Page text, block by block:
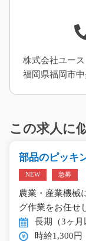
株式会社ユー
福岡県福岡市
この求人に
部品のピッキ
NEW 急募
農業・産業機械
グ作業をお任せ
長期（3ヶ月
時給1,300円